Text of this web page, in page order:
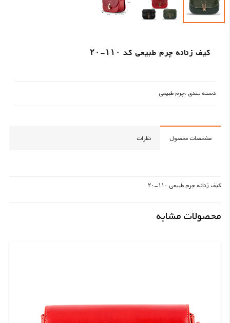
کیف زنانه چرم طبیعی کد ۱۱۰-۲۰
دسته بندی :چرم طبیعی
مشخصات محصول نظرات
کیف زنانه چرم طبیعی ۱۱۰-۲۰
محصولات مشابه